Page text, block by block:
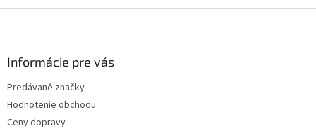
Informácie pre vás
Predávané značky
Hodnotenie obchodu
Ceny dopravy